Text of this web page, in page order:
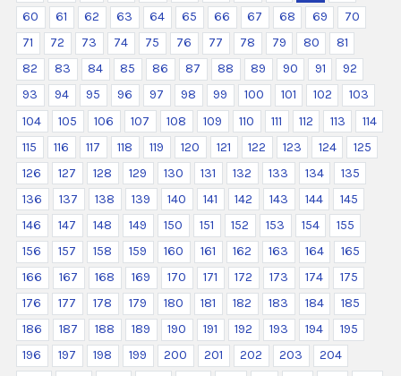
60
61 62 63 64 65 66 67 68 69
70
71
72 73 74 75 76 77 78 79 80
81
82
83 84 85 86 87 88 89 90 91
92
93
94 95 96 97 98 99 100 101 102
103
104
105 106 107 108 109 110 111 112 113
114
115
116 117 118 119 120 121 122 123 124
125
126
127 128 129 130 131 132 133 134
135
136
137 138 139 140 141 142 143 144
145
146
147 148 149 150 151 152 153 154
155
156
157 158 159 160 161 162 163 164
165
166
167 168 169 170 171 172 173 174
175
176
177 178 179 180 181 182 183 184
185
186
187 188 189 190 191 192 193 194
195
196
197 198 199 200 201 202 203
204